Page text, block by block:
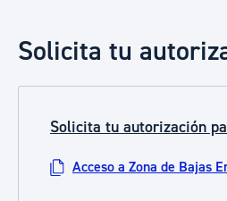
Solicita tu
Solicita tu autorización
Acceso a Zona de Bajas